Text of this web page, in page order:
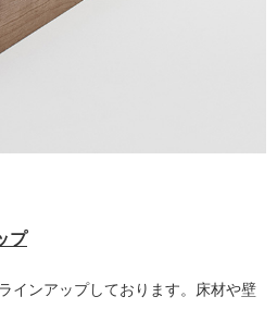
プ
インアップしております。床材や壁